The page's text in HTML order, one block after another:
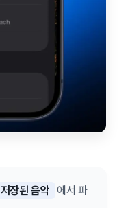
저장된 음악
에서 파